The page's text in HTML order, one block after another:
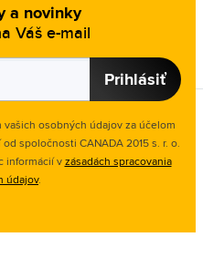
a novinky
Váš e-mail
Prihlásiť
osobných údajov za účelom
od spoločnosti CANADA 2015 s. r. o.
informácií vzásadách spracovania
údajov.